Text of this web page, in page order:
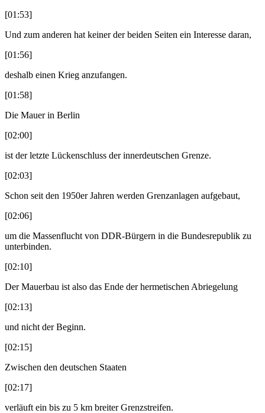
[01:53]
Und zum anderen hat keiner der beiden Seiten ein Interesse daran,
[01:56]
deshalb einen Krieg anzufangen.
[01:58]
Die Mauer in Berlin
[02:00]
ist der letzte Lückenschluss der innerdeutschen Grenze.
[02:03]
Schon seit den 1950er Jahren werden Grenzanlagen aufgebaut,
[02:06]
um die Massenflucht von DDR-Bürgern in die Bundesrepublik zu
unterbinden.
[02:10]
Der Mauerbau ist also das Ende der hermetischen Abriegelung
[02:13]
und nicht der Beginn.
[02:15]
Zwischen den deutschen Staaten
[02:17]
verläuft ein bis zu 5 km breiter Grenzstreifen.